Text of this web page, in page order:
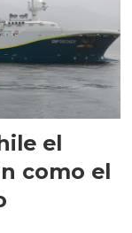
el
como el